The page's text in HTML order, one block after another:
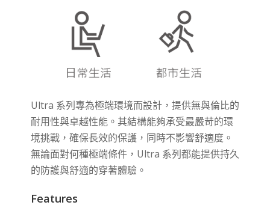
Ultra 系列專為極端環境而設計，提供無與倫比的
耐用性與卓越性能。其結構能夠承受最嚴苛的環
境挑戰，確保長效的保護，同時不影響舒適度。
無論面對何種極端條件，Ultra 系列都能提供持久
的防護與舒適的穿著體驗。
Features